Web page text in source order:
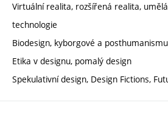
Virtuální realita, rozšířená realita,
technologie
Biodesign, kyborgové a
Etika v designu, pomalý design
Spekulativní design, Design Fictions,